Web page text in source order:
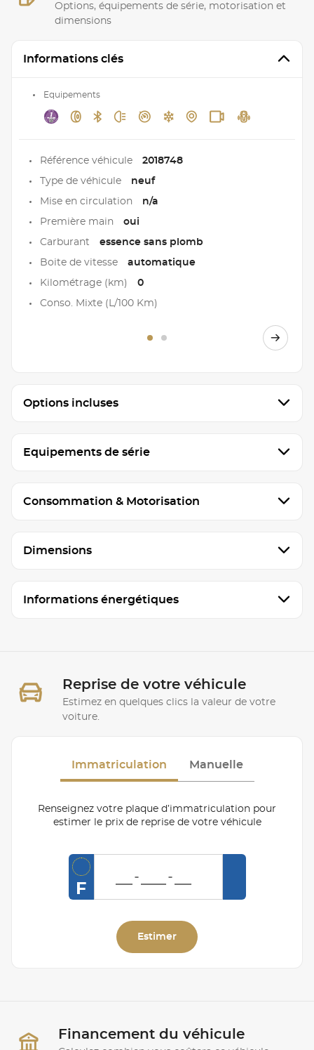
Options, équipements de série, motorisation et
dimensions
Informations clés
Equipements
Référence véhicule 2018748
Type de véhicule neuf
Mise en circulation n/a
Première main oui
Carburant essence sans plomb
Boite de vitesse automatique
Kilométrage (km) 0
Conso. Mixte (L/100 Km)
Options incluses
Equipements de série
Consommation & Motorisation
Dimensions
Informations énergétiques
Reprise de votre véhicule
Estimez en quelques clics la valeur de votre
voiture.
Immatriculation Manuelle
Renseignez votre plaque d’immatriculation pour
estimer le prix de reprise de votre véhicule
F
Estimer
Financement du véhicule